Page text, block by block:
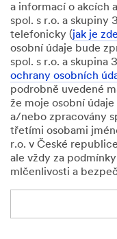
a informací o akcích
spol. s r.o. a
telefonicky (jak je
osobní údaje bude
spol. s r.o. a skupina
ochrany osobních
podrobně uvedené
že moje osobní
a/nebo zpracovány
třetími osobami
r.o. v České
ale vždy za
mlčenlivosti a